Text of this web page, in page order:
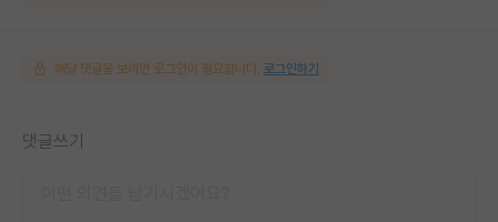
해당 댓글을 보려면 로그인이 필요합니다. 로그인하기
댓글쓰기